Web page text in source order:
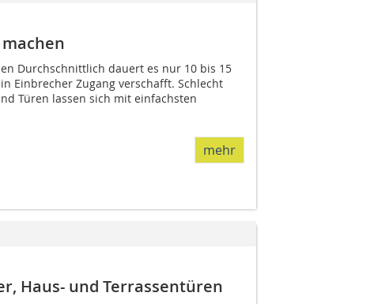
Durchschnittlich dauert es nur 10 bis 15
Einbrecher Zugang verschafft. Schlecht
Türen lassen sich mit einfachsten
mehr
Haus- und Terrassentüren